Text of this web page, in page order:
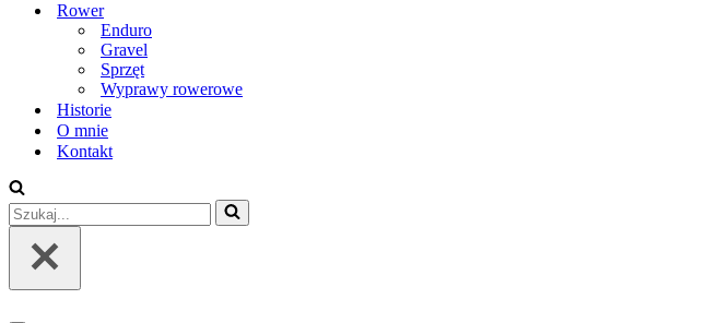
Rower
Enduro
Gravel
Sprzęt
Wyprawy rowerowe
Historie
O mnie
Kontakt
Szukaj...